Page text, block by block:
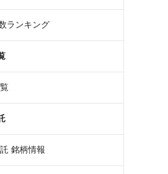
ランキング
銘柄情報